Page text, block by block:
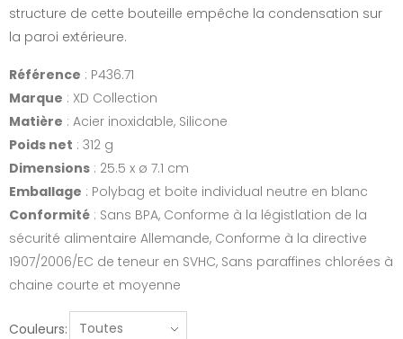
structure de cette bouteille empêche la condensation sur
la paroi extérieure.
Référence : P436.71
Marque : XD Collection
Matière : Acier inoxidable, Silicone
Poids net : 312 g
Dimensions : 25.5 x ø 7.1 cm
Emballage : Polybag et boite individual neutre en blanc
Conformité : Sans BPA, Conforme à la légistlation de la
sécurité alimentaire Allemande, Conforme à la directive
1907/2006/EC de teneur en SVHC, Sans paraffines chlorées à
chaine courte et moyenne
Couleurs: